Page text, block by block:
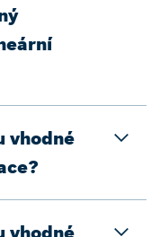
vhodné
vhodné